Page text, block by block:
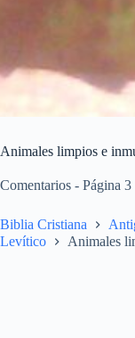
Animales limpios e
Comentarios - Página 3
Biblia Cristiana
Levítico
Animales